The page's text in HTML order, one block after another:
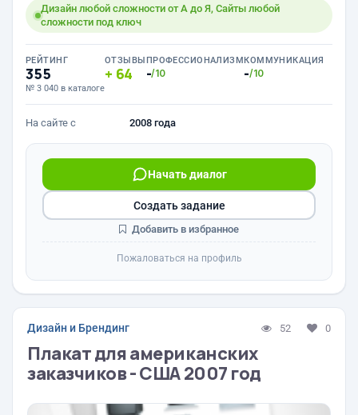
Дизайн любой сложности от А до Я, Сайты любой
сложности под ключ
РЕЙТИНГ
355
№ 3 040 в каталоге
ОТЗЫВЫ
64
ПРОФЕССИОНАЛИЗМ
-/10
КОММУНИКАЦИЯ
-/10
На сайте с 2008 года
Начать диалог
Создать задание
Добавить в избранное
Пожаловаться на профиль
Дизайн и Брендинг 52 0
Плакат для американских
заказчиков - США 2007 год